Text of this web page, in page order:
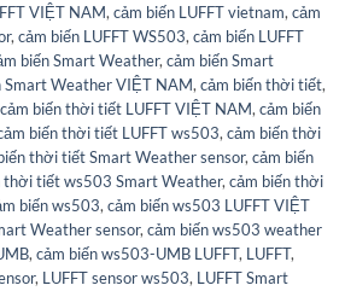
VIỆT NAM,cảm biến LUFFT vietnam,cảm
,cảm biến LUFFT WS503,cảm biến LUFFT
biến Smart Weather,cảm biến Smart
Smart Weather VIỆT NAM,cảm biến thời tiết,
cảm biến thời tiết LUFFT VIỆT NAM,cảm biến
biến thời tiết LUFFT ws503,cảm biến thời
thời tiết Smart Weather sensor,cảm biến
thời tiết ws503 Smart Weather,cảm biến thời
biến ws503,cảm biến ws503 LUFFT VIỆT
Weather sensor,cảm biến ws503 weather
,cảm biến ws503-UMB LUFFT, LUFFT,
, LUFFT sensor ws503, LUFFT Smart